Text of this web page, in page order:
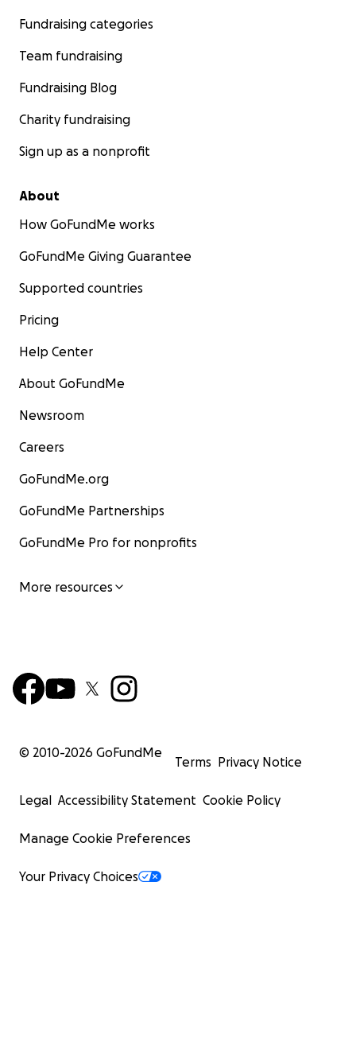
Fundraising categories
Team fundraising
Fundraising Blog
Charity fundraising
Sign up as a nonprofit
About
How GoFundMe works
GoFundMe Giving Guarantee
Supported countries
Pricing
Help Center
About GoFundMe
Newsroom
Careers
GoFundMe.org
GoFundMe Partnerships
GoFundMe Pro for nonprofits
More resources
© 2010-2026 GoFundMe
Terms Privacy Notice
Legal Accessibility Statement Cookie Policy
Manage Cookie Preferences
Your Privacy Choices